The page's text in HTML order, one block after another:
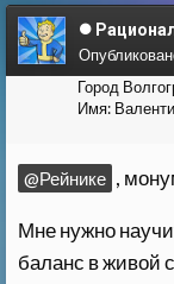
Город
Имя:
@Рейнике ,
Мне нужно
баланс в живой